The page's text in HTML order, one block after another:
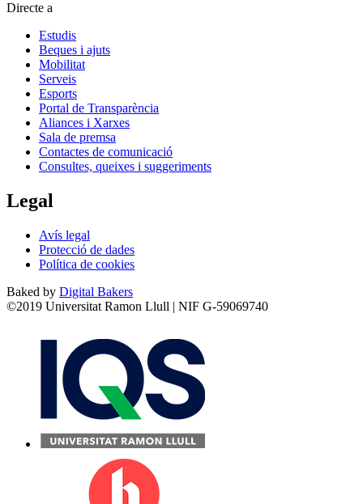
Directe a
Estudis
Beques i ajuts
Mobilitat
Serveis
Esports
Portal de Transparència
Aliances i Xarxes
Sala de premsa
Contactes de comunicació
Consultes, queixes i suggeriments
Legal
Avís legal
Protecció de dades
Política de cookies
Baked by Digital Bakers
©2019 Universitat Ramon Llull | NIF G-59069740